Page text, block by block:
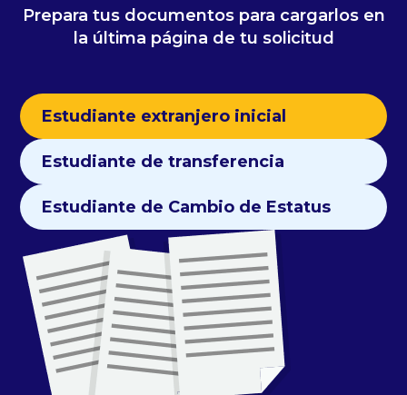
Prepara tus documentos para cargarlos en
la última página de tu solicitud
Estudiante extranjero inicial
Estudiante de transferencia
Estudiante de Cambio de Estatus